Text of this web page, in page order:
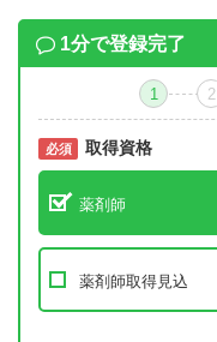
1分で登録完了
1 2
必須 取得資格
薬剤師
薬剤師取得見込